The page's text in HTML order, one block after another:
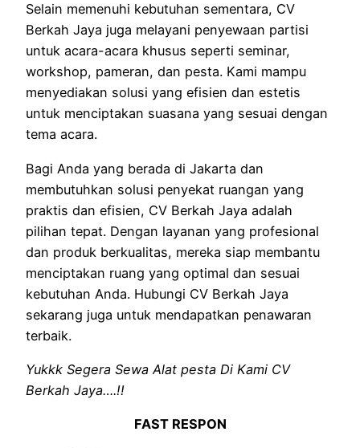
Selain memenuhi kebutuhan sementara, CV
Berkah Jaya juga melayani penyewaan partisi
untuk acara-acara khusus seperti seminar,
workshop, pameran, dan pesta. Kami mampu
menyediakan solusi yang efisien dan estetis
untuk menciptakan suasana yang sesuai dengan
tema acara.
Bagi Anda yang berada di Jakarta dan
membutuhkan solusi penyekat ruangan yang
praktis dan efisien, CV Berkah Jaya adalah
pilihan tepat. Dengan layanan yang profesional
dan produk berkualitas, mereka siap membantu
menciptakan ruang yang optimal dan sesuai
kebutuhan Anda. Hubungi CV Berkah Jaya
sekarang juga untuk mendapatkan penawaran
terbaik.
Yukkk Segera Sewa Alat pesta Di Kami CV
Berkah Jaya….!!
FAST RESPON